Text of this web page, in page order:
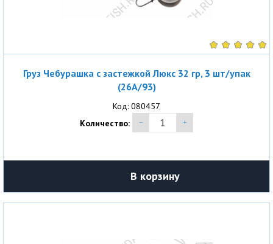
Груз Чебурашка с застежкой Люкс 32 гр, 3 шт/упак
(26A/93)
Код: 080457
Количество:
В корзину